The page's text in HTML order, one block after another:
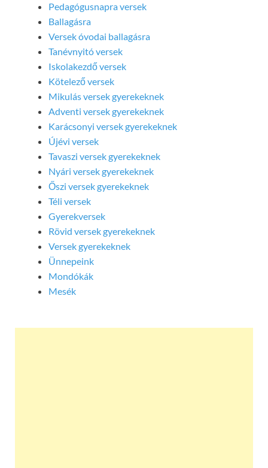
Pedagógusnapra versek
Ballagásra
Versek óvodai ballagásra
Tanévnyitó versek
Iskolakezdő versek
Kötelező versek
Mikulás versek gyerekeknek
Adventi versek gyerekeknek
Karácsonyi versek gyerekeknek
Újévi versek
Tavaszi versek gyerekeknek
Nyári versek gyerekeknek
Őszi versek gyerekeknek
Téli versek
Gyerekversek
Rövid versek gyerekeknek
Versek gyerekeknek
Ünnepeink
Mondókák
Mesék